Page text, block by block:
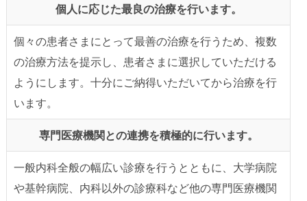
個人に応じた最良の治療を行います。
個々の患者さまにとって最善の治療を行うため、複数
の治療方法を提示し、患者さまに選択していただける
ようにします。十分にご納得いただいてから治療を行
います。
専門医療機関との連携を積極的に行います。
一般内科全般の幅広い診療を行うとともに、大学病院
や基幹病院、内科以外の診療科など他の専門医療機関